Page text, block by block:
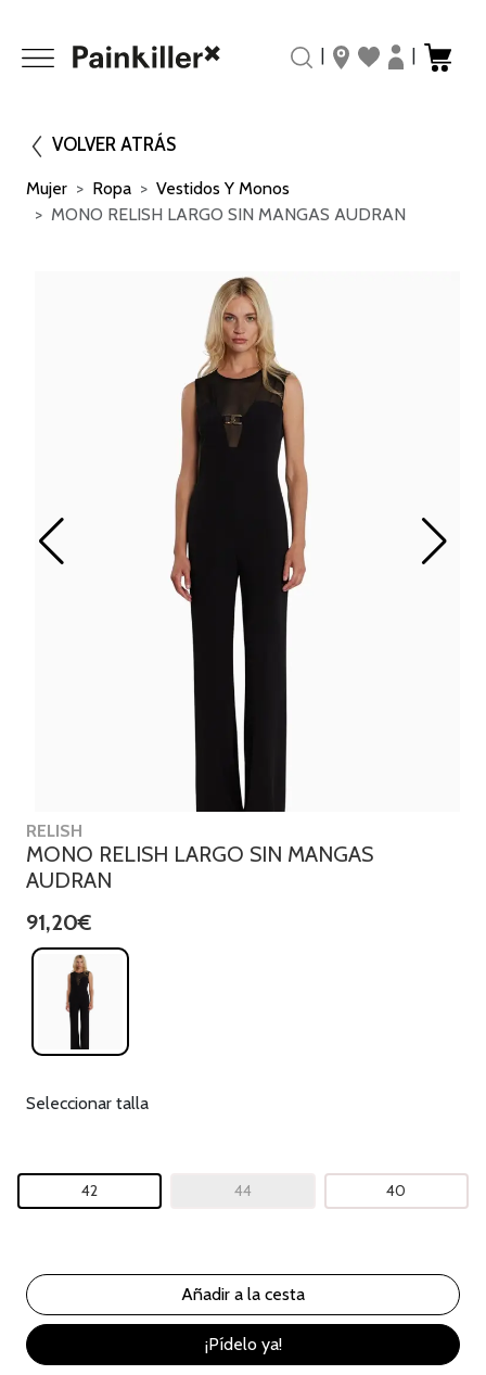
VOLVER ATRÁS
Mujer Ropa
Vestidos Y Monos
MONO RELISH LARGO SIN MANGAS AUDRAN
RELISH
MONO RELISH LARGO SIN MANGAS
AUDRAN
91,20€
Seleccionar talla
42 44 40
¡Pídelo ya!